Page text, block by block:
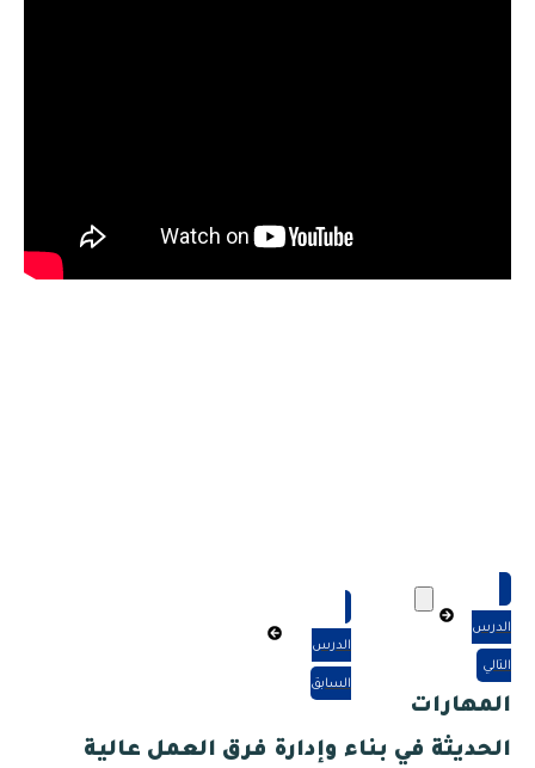
الدرس
التالي
الدرس
السابق
المهارات
الحديثة في بناء وإدارة فرق العمل عالية